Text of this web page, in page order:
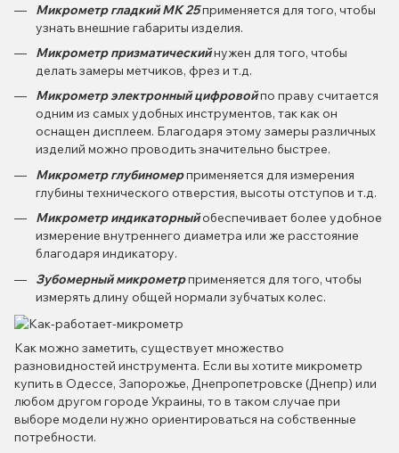
Микрометр гладкий МК 25применяется для того, чтобы
узнать внешние габариты изделия.
Микрометр призматическийнужен для того, чтобы
делать замеры метчиков, фрез и т.д.
Микрометр электронный цифровойпо праву считается
одним из самых удобных инструментов, так как он
оснащен дисплеем. Благодаря этому замеры различных
изделий можно проводить значительно быстрее.
Микрометр глубиномерприменяется для измерения
глубины технического отверстия, высоты отступов и т.д.
Микрометр индикаторныйобеспечивает более удобное
измерение внутреннего диаметра или же расстояние
благодаря индикатору.
Зубомерный микрометрприменяется для того, чтобы
измерять длину общей нормали зубчатых колес.
Как можно заметить, существует множество
разновидностей инструмента. Если вы хотите микрометр
купить в Одессе, Запорожье, Днепропетровске (Днепр) или
любом другом городе Украины, то в таком случае при
выборе модели нужно ориентироваться на собственные
потребности.